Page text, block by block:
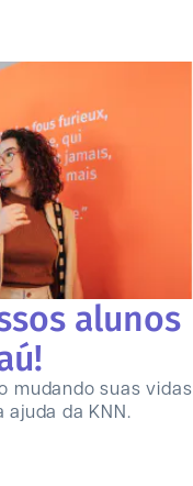
alunos
!
mudando suas vidas
ajuda da KNN.